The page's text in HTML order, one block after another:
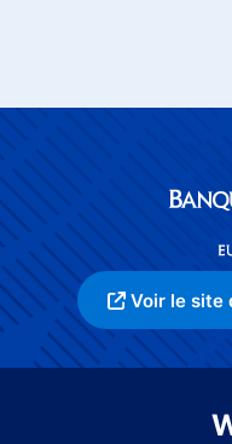
Voir le site